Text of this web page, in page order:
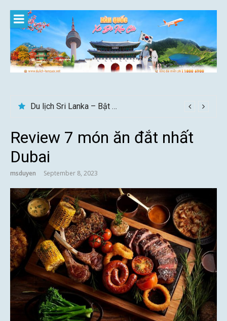
content
Du lịch Sri Lanka – Bật mí nên đi mùa nào đẹp
Review 7 món ăn đắt nhất
Dubai
msduyen September 8, 2023